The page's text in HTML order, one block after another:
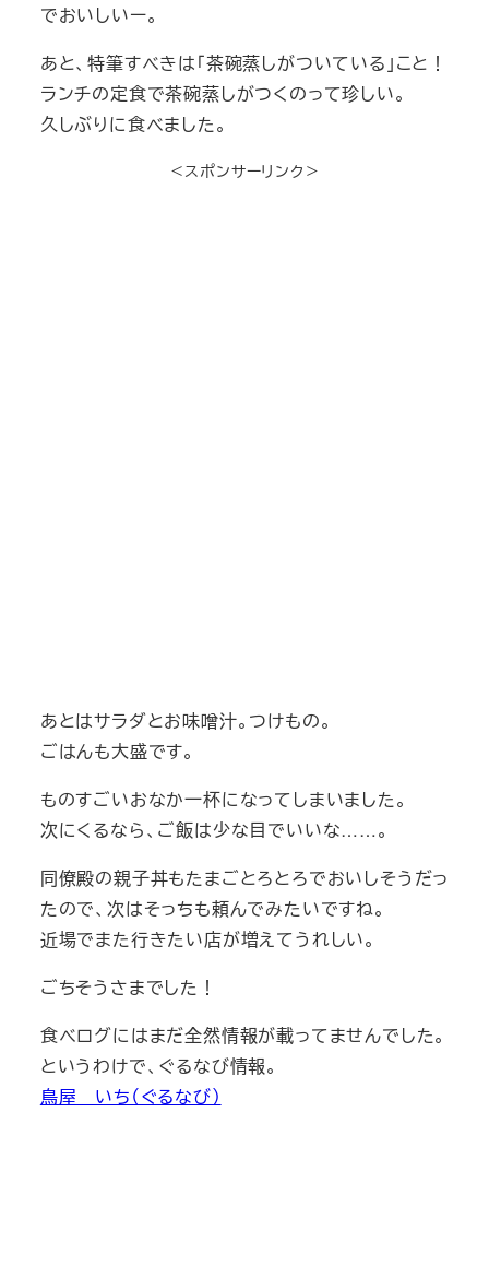
でおいしいー。
あと、特筆すべきは「茶碗蒸しがついている」こと！
ランチの定食で茶碗蒸しがつくのって珍しい。
久しぶりに食べました。
＜スポンサーリンク＞
あとはサラダとお味噌汁。つけもの。
ごはんも大盛です。
ものすごいおなか一杯になってしまいました。
次にくるなら、ご飯は少な目でいいな……。
同僚殿の親子丼もたまごとろとろでおいしそうだっ
たので、次はそっちも頼んでみたいですね。
近場でまた行きたい店が増えてうれしい。
ごちそうさまでした！
食べログにはまだ全然情報が載ってませんでした。
というわけで、ぐるなび情報。
鳥屋 いち（ぐるなび）